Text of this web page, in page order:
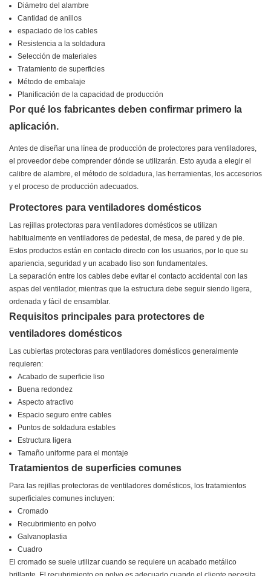
Diámetro del alambre
Cantidad de anillos
espaciado de los cables
Resistencia a la soldadura
Selección de materiales
Tratamiento de superficies
Método de embalaje
Planificación de la capacidad de producción
Por qué los fabricantes deben confirmar primero la
aplicación.
Antes de diseñar una línea de producción de protectores para ventiladores,
el proveedor debe comprender dónde se utilizarán. Esto ayuda a elegir el
calibre de alambre, el método de soldadura, las herramientas, los accesorios
y el proceso de producción adecuados.
Protectores para ventiladores domésticos
Las rejillas protectoras para ventiladores domésticos se utilizan
habitualmente en ventiladores de pedestal, de mesa, de pared y de pie.
Estos productos están en contacto directo con los usuarios, por lo que su
apariencia, seguridad y un acabado liso son fundamentales.
La separación entre los cables debe evitar el contacto accidental con las
aspas del ventilador, mientras que la estructura debe seguir siendo ligera,
ordenada y fácil de ensamblar.
Requisitos principales para protectores de
ventiladores domésticos
Las cubiertas protectoras para ventiladores domésticos generalmente
requieren:
Acabado de superficie liso
Buena redondez
Aspecto atractivo
Espacio seguro entre cables
Puntos de soldadura estables
Estructura ligera
Tamaño uniforme para el montaje
Tratamientos de superficies comunes
Para las rejillas protectoras de ventiladores domésticos, los tratamientos
superficiales comunes incluyen:
Cromado
Recubrimiento en polvo
Galvanoplastia
Cuadro
El cromado se suele utilizar cuando se requiere un acabado metálico